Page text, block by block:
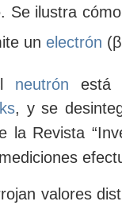
Se ilustra
un electrón (β
neutrón está
, y se
la Revista
valores